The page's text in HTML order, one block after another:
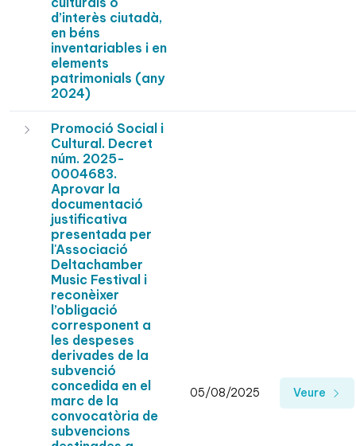
d’interès ciutadà,
en béns
inventariables i en
elements
patrimonials (any
2024)
Promoció Social i
Cultural. Decret
núm. 2025-
0004683.
Aprovar la
documentació
justificativa
presentada per
l'Associació
Deltachamber
Music Festival i
reconèixer
l’obligació
corresponent a
les despeses
derivades de la
subvenció
concedida en el
marc de la
convocatòria de
subvencions
05/08/2025 Veure